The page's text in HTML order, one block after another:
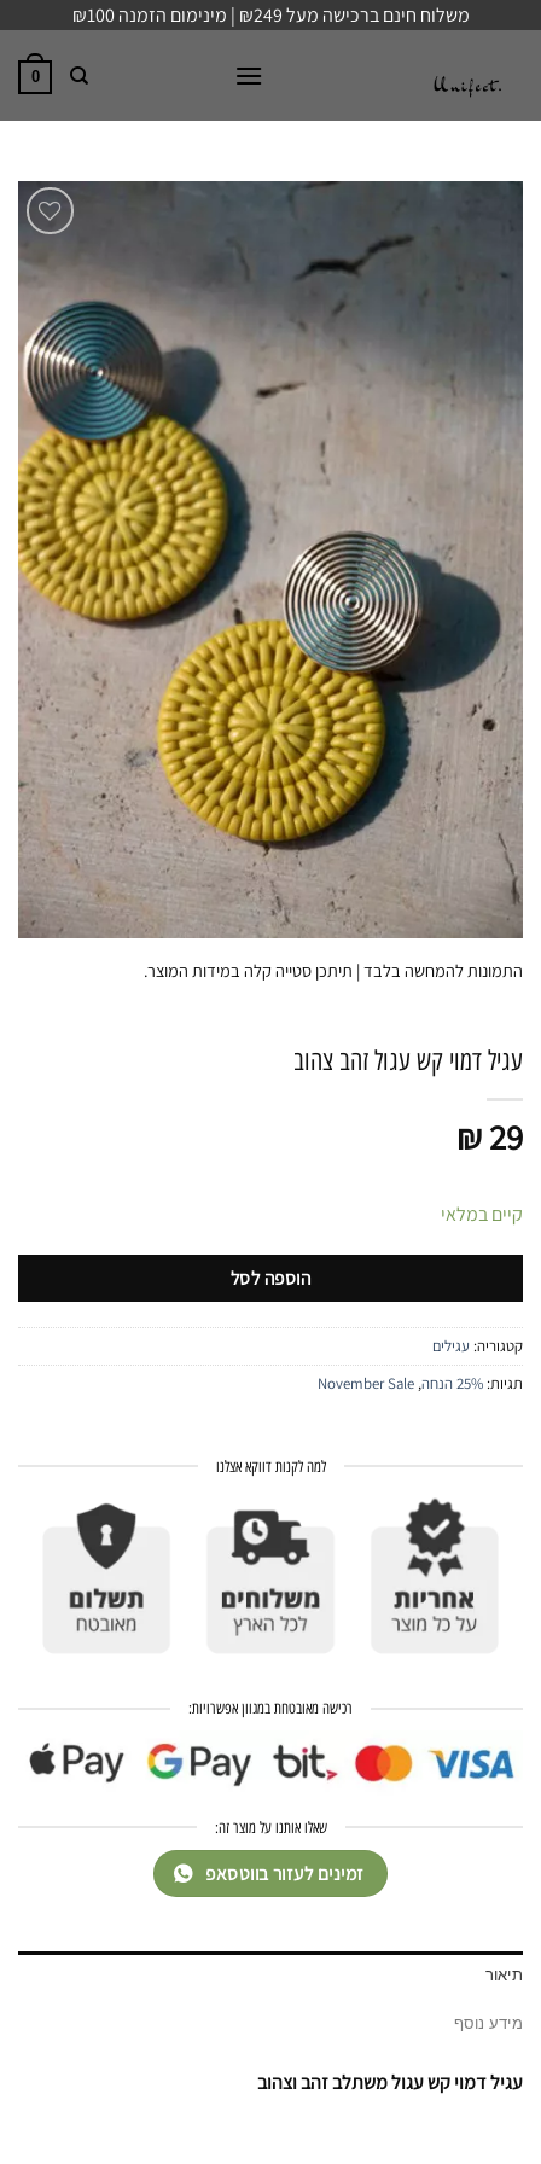
content
משלוח חינם ברכישה מעל ₪249 | מינימום הזמנה ₪100
0
התמונות להמחשה בלבד | תיתכן סטייה קלה במידות המוצר.
עגיל דמוי קש עגול זהב צהוב
₪29
קיים במלאי
הוספה לסל
קטגוריה: עגילים
תגיות: 25% הנחה ,
November Sale
למה לקנות דווקא אצלנו
רכישה מאובטחת במגוון אפשרויות:
שאלו אותנו על מוצר זה:
זמינים לעזור בווטסאפ
תיאור
מידע נוסף
עגיל דמוי קש עגול משתלב זהב וצהוב